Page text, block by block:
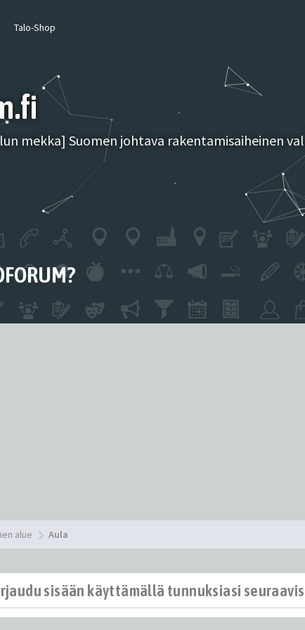
Talo-Shop
mekka] Suomen johtava rakentamisaiheinen
alue Aula
sisään käyttämällä tunnuksiasi